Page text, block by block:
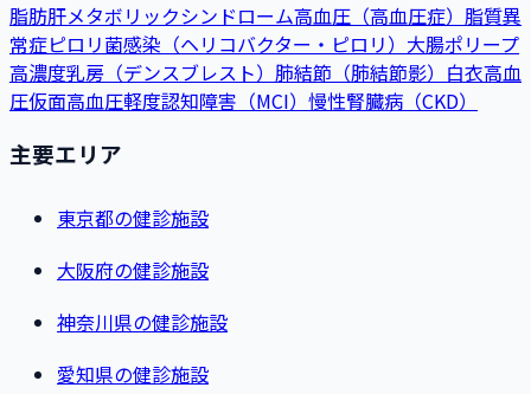
脂肪肝メタボリックシンドローム高血圧（高血圧症） 脂質異
常症ピロリ菌感染（ヘリコバクター・ピロリ） 大腸ポリープ
高濃度乳房（デンスブレスト） 肺結節（肺結節影） 白衣高血
圧仮面高血圧軽度認知障害（MCI） 慢性腎臓病（CKD）
主要エリア
東京都の健診施設
大阪府の健診施設
神奈川県の健診施設
愛知県の健診施設